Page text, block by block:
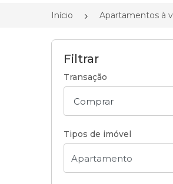
Início Apartamentos à
Filtrar
Transação
Tipos de imóvel